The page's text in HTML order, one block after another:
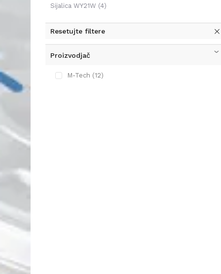
Sijalica WY21W (4)
Resetujte filtere
Proizvodjač
M-Tech (12)